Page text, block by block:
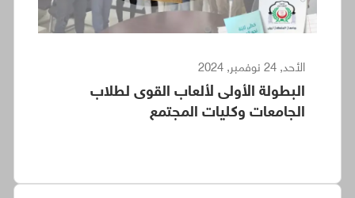
الأحد, 24 نوفمبر, 2024
البطولة الأولى لألعاب القوى لطلاب
الجامعات وكليات المجتمع